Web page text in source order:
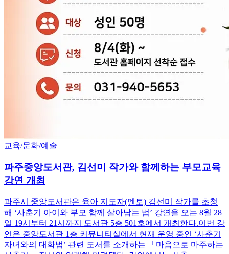
교육/문화/예술
파주중앙도서관, 김선미 작가와 함께하는 부모교육
강연 개최
파주시 중앙도서관은 육아 지도자(멘토) 김선미 작가를 초청
해 ‘사춘기 아이와 부모 함께 살아남는 법’ 강연을 오는 8월 28
일 19시부터 21시까지 도서관 5층 501호에서 개최한다.이번 강
연은 중앙도서관 1층 커뮤니티실에서 현재 운영 중인 ‘사춘기
자녀와의 대화법’ 관련 도서를 소개하는 「마음으로 마주하는